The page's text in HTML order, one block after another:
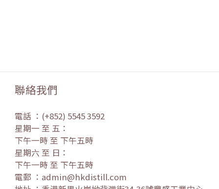
聯絡我們
電話 ：(+852) 5545 3592
星期一 至 五：
下午一時 至 下午五時
星期六 至 日：
下午一時 至 下午五時
電郵 ：admin@hkdistill.com